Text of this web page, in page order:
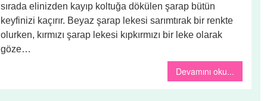
sırada elinizden kayıp koltuğa dökülen şarap bütün
keyfinizi kaçırır. Beyaz şarap lekesi sarımtırak bir renkte
olurken, kırmızı şarap lekesi kıpkırmızı bir leke olarak
göze…
Devamını oku...